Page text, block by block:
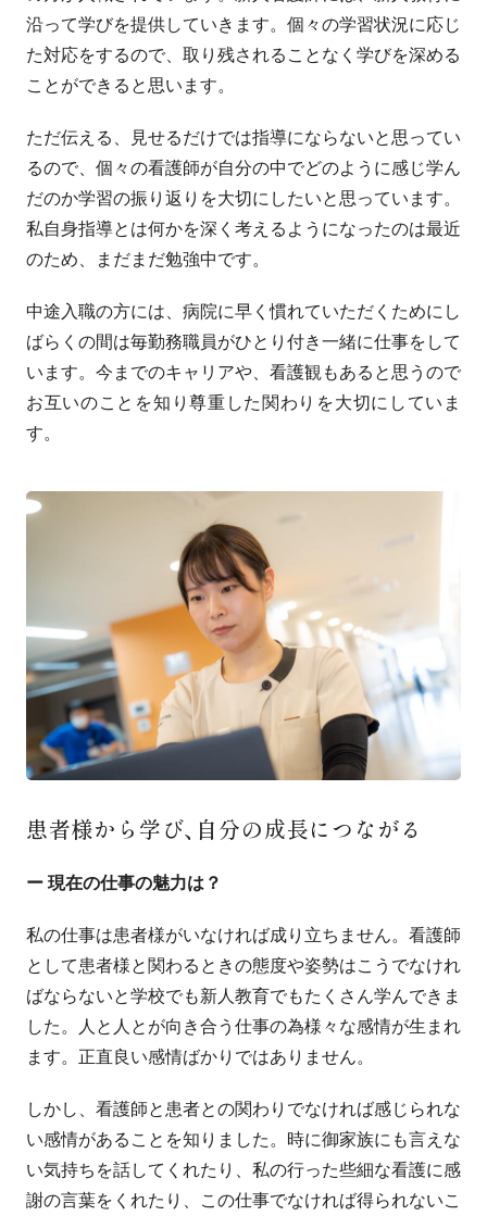
沿って学びを提供していきます。個々の学習状況に応じ
た対応をするので、取り残されることなく学びを深める
ことができると思います。
ただ伝える、見せるだけでは指導にならないと思ってい
るので、個々の看護師が自分の中でどのように感じ学ん
だのか学習の振り返りを大切にしたいと思っています。
私自身指導とは何かを深く考えるようになったのは最近
のため、まだまだ勉強中です。
中途入職の方には、病院に早く慣れていただくためにし
ばらくの間は毎勤務職員がひとり付き一緒に仕事をして
います。今までのキャリアや、看護観もあると思うので
お互いのことを知り尊重した関わりを大切にしていま
す。
患者様から 学び、 自分の成長につながる
ー 現在の仕事の魅力は？
私の仕事は患者様がいなければ成り立ちません。看護師
として患者様と関わるときの態度や姿勢はこうでなけれ
ばならないと学校でも新人教育でもたくさん学んできま
した。人と人とが向き合う仕事の為様々な感情が生まれ
ます。正直良い感情ばかりではありません。
しかし、看護師と患者との関わりでなければ感じられな
い感情があることを知りました。時に御家族にも言えな
い気持ちを話してくれたり、私の行った些細な看護に感
謝の言葉をくれたり、この仕事でなければ得られないこ